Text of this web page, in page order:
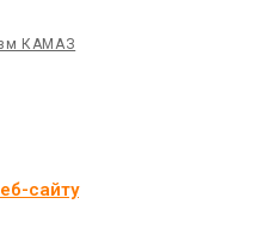
КАМАЗ
сайту